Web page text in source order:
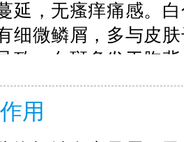
延，无瘙痒痛感。
细微鳞屑，多与皮
致，白斑多发于胸
。仅凭肉眼观察易
方式差异极大，注意
用